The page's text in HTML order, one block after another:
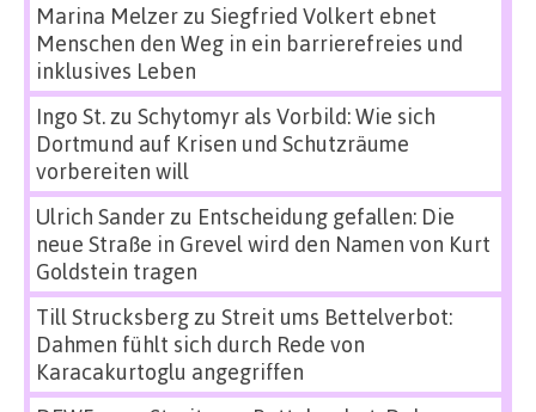
Marina Melzerzu Siegfried Volkert ebnet
Menschen den Weg in ein barrierefreies und
inklusives Leben
Ingo St.zu Schytomyr als Vorbild: Wie sich
Dortmund auf Krisen und Schutzräume
vorbereiten will
Ulrich Sanderzu Entscheidung gefallen: Die
neue Straße in Grevel wird den Namen von Kurt
Goldstein tragen
Till Strucksbergzu Streit ums Bettelverbot:
Dahmen fühlt sich durch Rede von
Karacakurtoglu angegriffen